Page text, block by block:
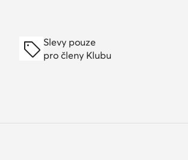
Slevy pouze
pro členy Klubu